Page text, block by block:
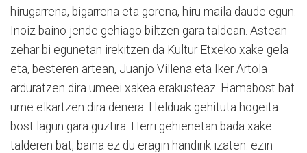
hirugarrena, bigarrena eta gorena, hiru maila daude egun.
Inoiz baino jende gehiago biltzen gara taldean. Astean
zehar bi egunetan irekitzen da Kultur Etxeko xake gela
eta, besteren artean, Juanjo Villena eta Iker Artola
arduratzen dira umeei xakea erakusteaz. Hamabost bat
ume elkartzen dira denera. Helduak gehituta hogeita
bost lagun gara guztira. Herri gehienetan bada xake
talderen bat, baina ez du eragin handirik izaten: ezin